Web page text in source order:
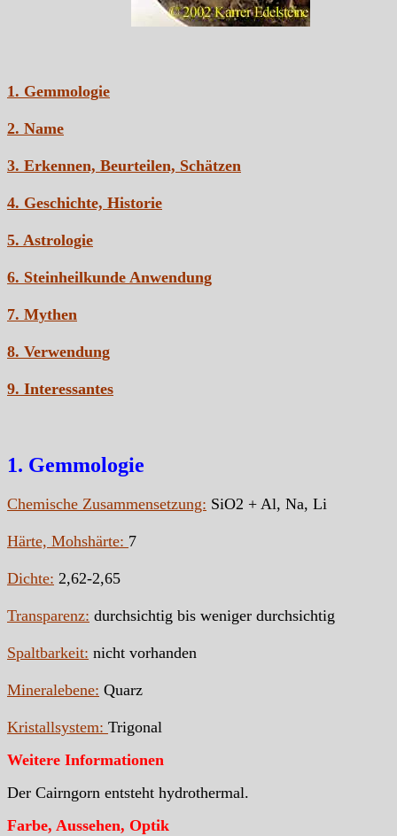
1. Gemmologie
2. Name
3. Erkennen, Beurteilen, Schätzen
4. Geschichte, Historie
5. Astrologie
6. Steinheilkunde Anwendung
7. Mythen
8. Verwendung
9. Interessantes
1. Gemmologie
Chemische Zusammensetzung: SiO2 + Al, Na, Li
Härte, Mohshärte: 7
Dichte: 2,62-2,65
Transparenz: durchsichtig bis weniger durchsichtig
Spaltbarkeit: nicht vorhanden
Mineralebene: Quarz
Kristallsystem: Trigonal
Weitere Informationen
Der Cairngorn entsteht hydrothermal.
Farbe, Aussehen, Optik